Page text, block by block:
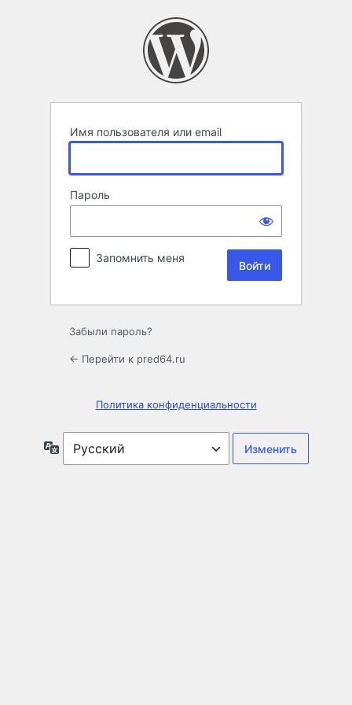
Имя пользователя или email
Пароль
Запомнить меня
Забыли пароль?
← Перейти к pred64.ru
Политика конфиденциальности
Язык